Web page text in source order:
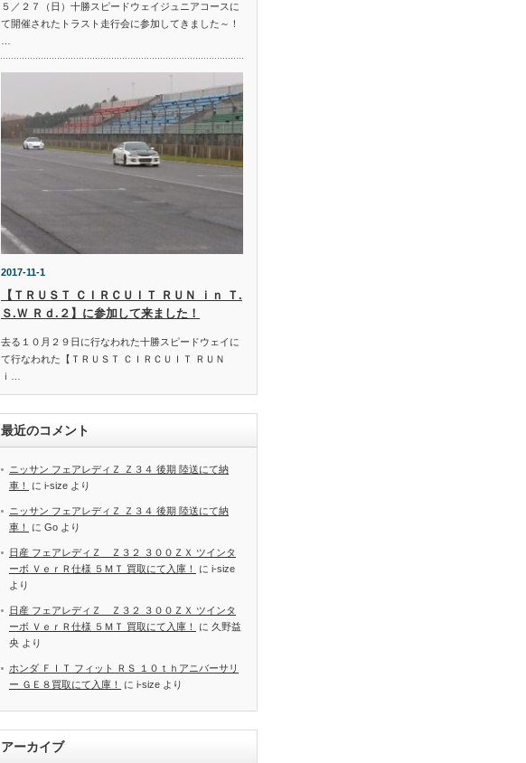
５／２７（日）十勝スピードウェイジュニアコースに
て開催されたトラスト走行会に参加してきました～！
2017-11-1
【ＴＲＵＳＴ ＣＩＲＣＵＩＴ ＲＵＮ ｉｎ Ｔ.
Ｓ.Ｗ Ｒｄ.２】に参加して来ました！
去る１０月２９日に行なわれた十勝スピードウェイに
て行なわれた【ＴＲＵＳＴ ＣＩＲＣＵＩＴ ＲＵＮ
ｉ…
最近のコメント
ニッサン フェアレディＺ Ｚ３４ 後期 陸送にて納
車！
に i-size より
ニッサン フェアレディＺ Ｚ３４ 後期 陸送にて納
車！
に Go より
日産 フェアレディＺ Ｚ３２ ３００ＺＸ ツインタ
ーボ ＶｅｒＲ仕様 ５ＭＴ 買取にて入庫！
に i-size
より
日産 フェアレディＺ Ｚ３２ ３００ＺＸ ツインタ
ーボ ＶｅｒＲ仕様 ５ＭＴ 買取にて入庫！
に 久野益
央 より
ホンダ ＦＩＴ フィット ＲＳ １０ｔｈアニバーサリ
ー ＧＥ８買取にて入庫！
に i-size より
アーカイブ